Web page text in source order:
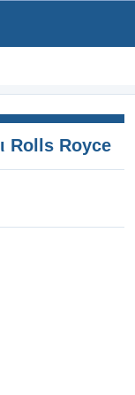
Rolls Royce